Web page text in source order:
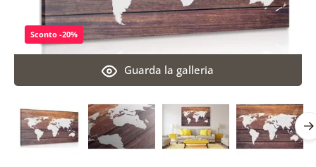
Guarda la galleria
Sconto -20%